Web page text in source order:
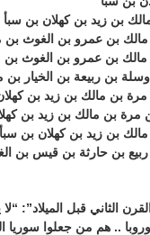
بن عمرو بن الغوث بن
بن عمرو بن الغوث بن
الثاني قبل
.. هم من جعلوا سوريا